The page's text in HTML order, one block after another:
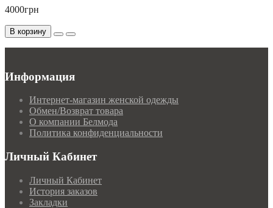
4000грн
В корзину
Информация
Интернет-магазин женской одежды
Обмен/Возврат товара
О компании Белмода
Политика конфиденциальности
Личный Кабинет
Личный Кабинет
История заказов
Закладки